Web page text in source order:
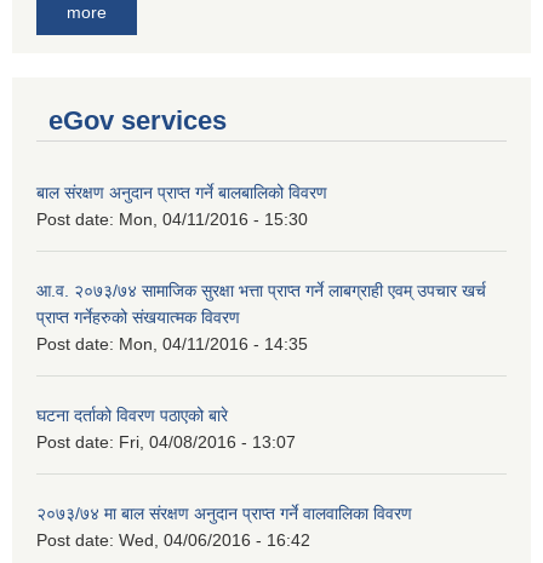
more
eGov services
बाल संरक्षण अनुदान प्राप्त गर्ने बालबालिको विवरण
Post date: Mon, 04/11/2016 - 15:30
आ.व. २०७३/७४ सामाजिक सुरक्षा भत्ता प्राप्त गर्ने लाबग्राही एवम् उपचार खर्च
प्राप्त गर्नेहरुको संखयात्मक विवरण
Post date: Mon, 04/11/2016 - 14:35
घटना दर्ताको विवरण पठाएको बारे
Post date: Fri, 04/08/2016 - 13:07
२०७३/७४ मा बाल संरक्षण अनुदान प्राप्त गर्ने वालवालिका विवरण
Post date: Wed, 04/06/2016 - 16:42